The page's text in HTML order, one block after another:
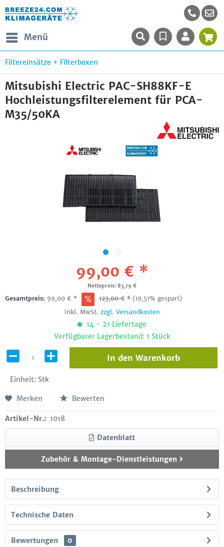
Menü
Filtereinsätze + Filterboxen
Mitsubishi Electric PAC-SH88KF-E
Hochleistungsfilterelement für PCA-
M35/50KA
99,00 € *
Nettopreis: 83,19 €
Gesamtpreis: 99,00 € * 123,00€ * (19,51% gespart)
inkl. MwSt. zzgl. Versandkosten
14 - 21 Liefertage
Verfügbarer Lagerbestand: 1 Stück
Einheit: Stk
In den Warenkorb
Merken Bewerten
Artikel-Nr.: 1018
Datenblatt
Zubehör & Montage-Dienstleistungen
Beschreibung
Technische Daten
Bewertungen 0